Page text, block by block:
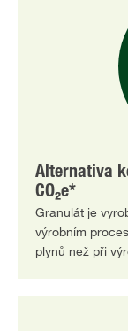
Alternativa
CO₂e*
Granulát je
výrobním
plynů než při